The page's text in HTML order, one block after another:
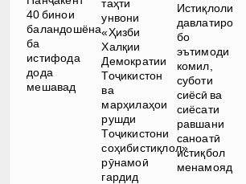
40 бинои
баландошёна
ба
истифода
дода
мешавад
таҳти
унвони
«Ҳизби
Халқии
Демократии
Тоҷикистон
ва
марҳилаҳои
рушди
Тоҷикистони
соҳибистиқлол»
рӯнамоӣ
гардид
Истиқлоли
давлатиро
бо
эътимоди
комил,
суботи
сиёсӣ ва
сиёсати
равшани
саноатӣ
истиқбол
менамояд